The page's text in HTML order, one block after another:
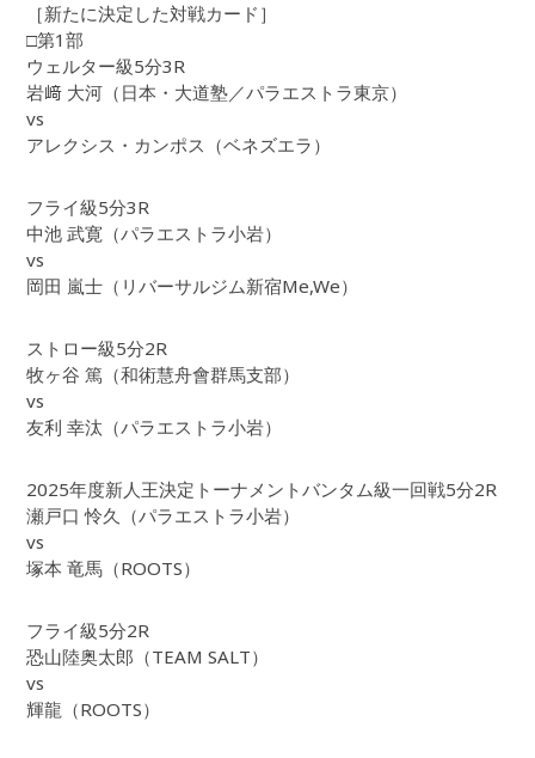
［新たに決定した対戦カード］
□第1部
ウェルター級5分3R
岩﨑 大河（日本・大道塾／パラエストラ東京）
vs
アレクシス・カンポス（ベネズエラ）
フライ級5分3R
中池 武寛（パラエストラ小岩）
vs
岡田 嵐士（リバーサルジム新宿Me,We）
ストロー級5分2R
牧ヶ谷 篤（和術慧舟會群馬支部）
vs
友利 幸汰（パラエストラ小岩）
2025年度新人王決定トーナメントバンタム級一回戦5分2R
瀬戸口 怜久（パラエストラ小岩）
vs
塚本 竜馬（ROOTS）
フライ級5分2R
恐山陸奥太郎（TEAM SALT）
vs
輝龍（ROOTS）